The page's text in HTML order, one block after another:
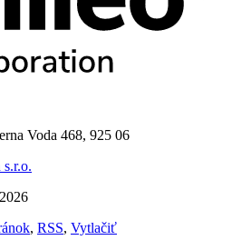
Voda 468, 925 06
, RSS, Vytlačiť